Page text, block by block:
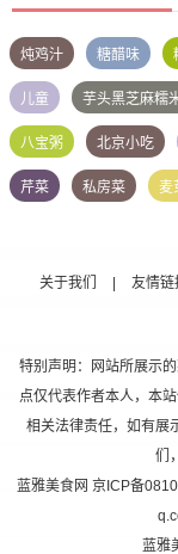
炖鸡汁 糖醋味
儿童 芋头黑芝麻糯
八宝粥 北京小吃
芹菜 私房菜 麦
关于我们 友情链
特别声明：网站所展示
点仅代表作者本人，本
相关法律责任，如有展
们
蓝雅美食网 京ICP备
蓝雅